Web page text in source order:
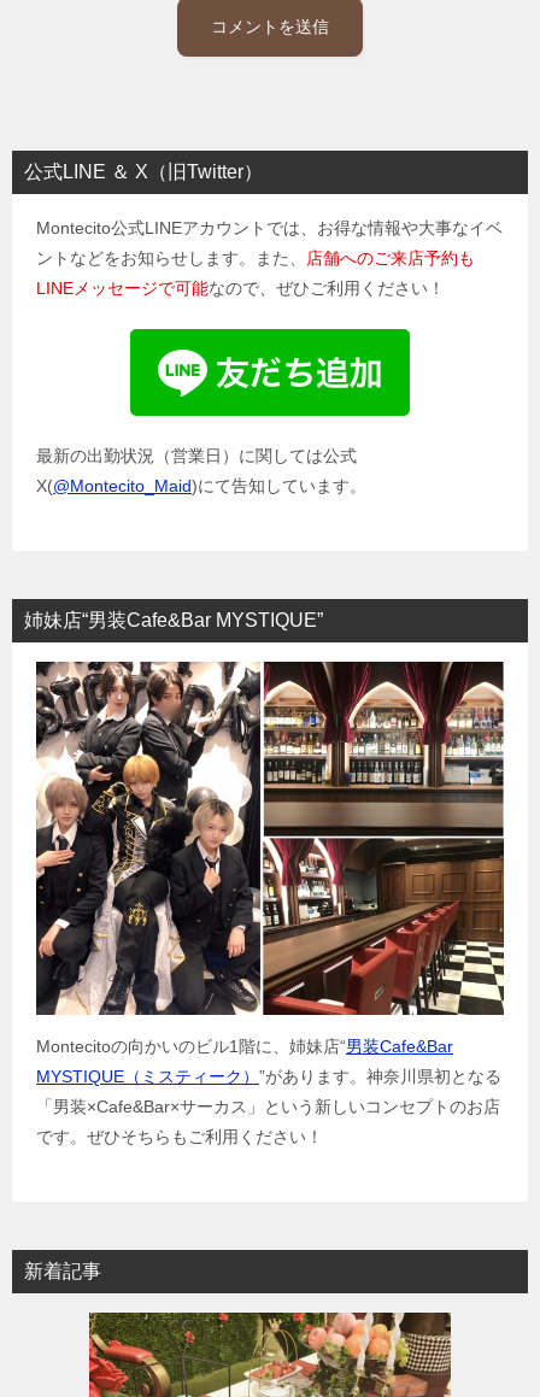
公式LINE ＆ X（旧Twitter）
Montecito公式LINEアカウントでは、お得な情報や大事なイベ
ントなどをお知らせします。また、 店舗へのご来店予約も
LINEメッセージで可能なので、ぜひご利用ください！
最新の出勤状況（営業日）に関しては公式
X(@Montecito_Maid)にて告知しています。
姉妹店“男装Cafe&Bar MYSTIQUE”
Montecitoの向かいのビル1階に、姉妹店“男装Cafe&Bar
MYSTIQUE（ミスティーク） ”があります。神奈川県初となる
「男装×Cafe&Bar×サーカス」という新しいコンセプトのお店
です。ぜひそちらもご利用ください！
新着記事